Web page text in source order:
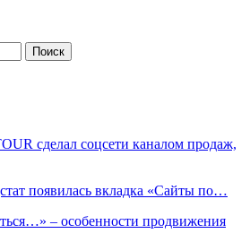
сделал соцсети каналом продаж,
появилась вкладка «Сайты по…
– особенности продвижения